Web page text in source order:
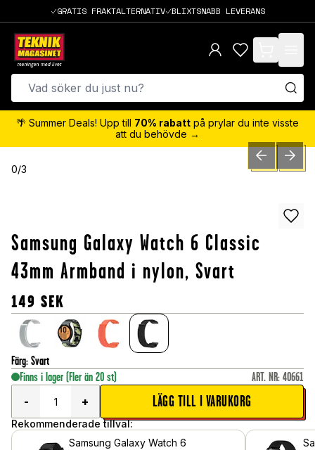
GRATIS FRAKTALTERNATIV BLIXTSNABB LEVERANS
items in cart,
🌴 Summer Deals! Upp till 70% rabatt på prylar du inte visste
att du behövde →
0/3 PREVIOUSNEXT
Samsung Galaxy Watch 6 Classic
43mm Armband i nylon, Svart
149 SEK
Färg: Svart
Finns i lager (Fler än 20 st) ART. NR: 40661
-
+ LÄGG TILL I VARUKORG
Rekommenderade tillval:
Samsung Galaxy Watch 6